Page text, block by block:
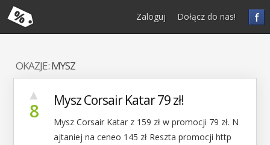
f
Zaloguj Dołącz do nas!
OKAZJE:MYSZ
8
▲ Mysz Corsair Katar 79 zł!
Mysz Corsair Katar z 159 zł w promocji 79 zł. N
ajtaniej na ceneo 145 zł Reszta promocji http